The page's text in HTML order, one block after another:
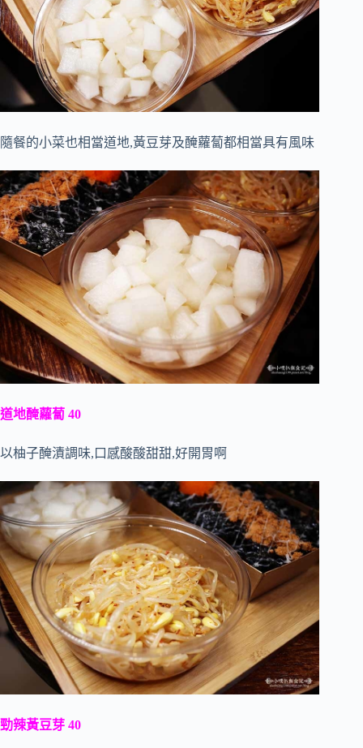
隨餐的小菜也相當道地,黃豆芽及醃蘿蔔都相當具有風味
道地醃蘿蔔 40
以柚子醃漬調味,口感酸酸甜甜,好開胃啊
勁辣黃豆芽 40